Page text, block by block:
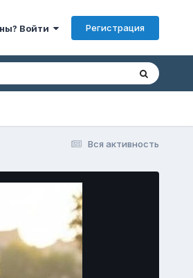
Войти Регистрация
Вся активность